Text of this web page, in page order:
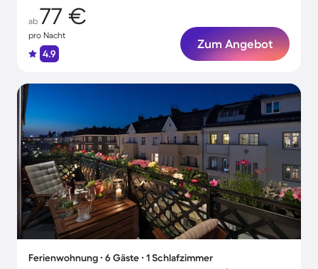
ab 77 €
pro Nacht
4.9
Zum Angebot
Ferienwohnung ∙ 6 Gäste ∙ 1 Schlafzimmer